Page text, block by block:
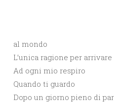
al mondo
L’unica ragione per
Ad ogni mio respiro
Quando ti guardo
Dopo un giorno pieno di